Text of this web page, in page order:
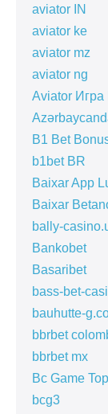
aviator IN
aviator ke
aviator mz
aviator ng
Aviator Игра
B1 Bet
b1bet BR
Baixar App
Baixar
bally-
Bankobet
Basaribet
bass-bet-
bauhutte-
bbrbet
bbrbet mx
Bc Game
bcg3